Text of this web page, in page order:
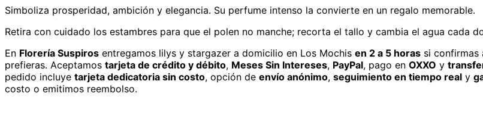
Simboliza prosperidad, ambición y elegancia. Su perfume intenso la convierte en un regalo memorable.
Retira con cuidado los estambres para que el polen no manche; recorta el tallo y cambia el agua cada
En Florería Suspiros entregamos lilys y stargazer a domicilio en Los Mochis en 2 a 5 horas si confirmas
prefieras. Aceptamos tarjeta de crédito y débito, Meses Sin Intereses, PayPal, pago en OXXO y
pedido incluye tarjeta dedicatoria sin costo, opción de envío anónimo, seguimiento en tiempo real y
costo o emitimos reembolso.